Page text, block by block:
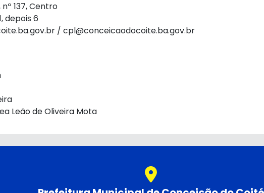
137, Centro
depois 6
/ cpl@conceicaodocoite.ba.gov.br
Leão de Oliveira Mota